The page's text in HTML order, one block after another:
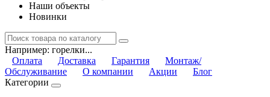
Наши объекты
Новинки
Например: горелки...
Оплата
Доставка Гарантия
Монтаж/
Обслуживание
О компании Акции
Блог
Категории